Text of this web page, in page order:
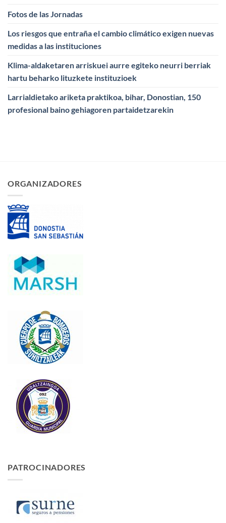
Fotos de las Jornadas
Los riesgos que entraña el cambio climático exigen nuevas
medidas a las instituciones
Klima-aldaketaren arriskuei aurre egiteko neurri berriak
hartu beharko lituzkete instituzioek
Larrialdietako ariketa praktikoa, bihar, Donostian, 150
profesional baino gehiagoren partaidetzarekin
ORGANIZADORES
PATROCINADORES